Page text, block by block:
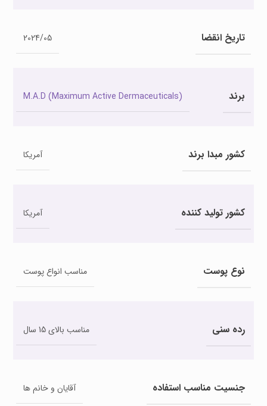
تاریخ انقضا 2024/05
برند M.A.D (Maximum Active Dermaceuticals)
کشور مبدا برند آمریکا
کشور تولید کننده آمریکا
نوع پوست مناسب انواع پوست
رده سنی مناسب بالای 15 سال
جنسیت مناسب استفاده آقایان و خانم ها